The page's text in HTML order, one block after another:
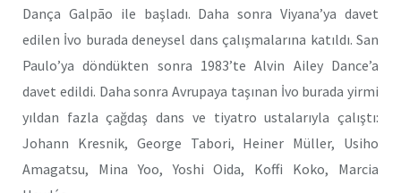
Dança Galpão ile başladı. Daha sonra Viyana’ya davet
edilen İvo burada deneysel dans çalışmalarına katıldı. San
Paulo’ya döndükten sonra 1983’te Alvin Ailey Dance’a
davet edildi. Daha sonra Avrupaya taşınan İvo burada yirmi
yıldan fazla çağdaş dans ve tiyatro ustalarıyla çalıştı:
Johann Kresnik, George Tabori, Heiner Müller, Usiho
Amagatsu, Mina Yoo, Yoshi Oida, Koffi Koko, Marcia